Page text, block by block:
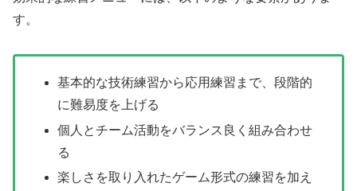
す。
基本的な技術練習から応用練習まで、段階的
に難易度を上げる
個人とチーム活動をバランス良く組み合わせ
る
楽しさを取り入れたゲーム形式の練習を加え